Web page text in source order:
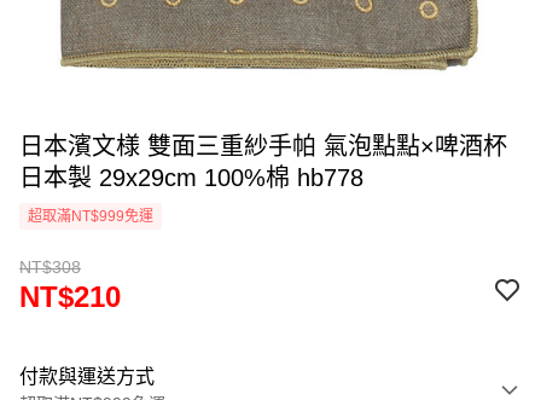
日本濱文様 雙面三重紗手帕 氣泡點點×啤酒杯
日本製 29x29cm 100%棉 hb778
超取滿NT$999免運
NT$308
NT$210
付款與運送方式